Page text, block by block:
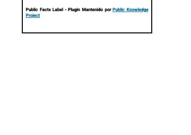
Public Facts Label - Plugin Mantenido porPublic Knowledge
Project